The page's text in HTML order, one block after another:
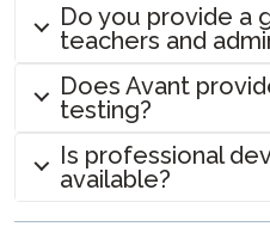
Do you provide a
teachers and
Does Avant
testing?
Is professional
available?